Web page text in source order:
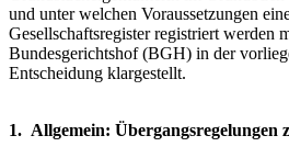
und unter welchen Voraussetzungen
Gesellschaftsregister registriert werden
Bundesgerichtshof (BGH) in der
Entscheidung klargestellt.
1. Allgemein: Übergangsregelungen